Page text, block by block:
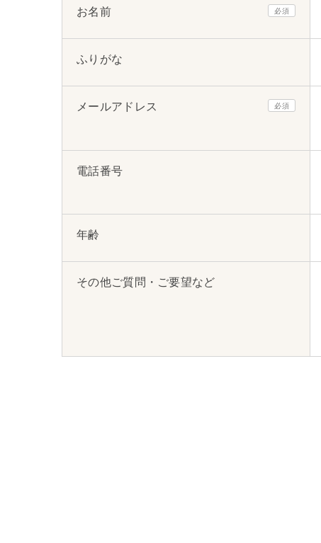
お名前 必須
ふりがな
メールアドレス 必須
電話番号
年齢
その他ご質問・ご要望など